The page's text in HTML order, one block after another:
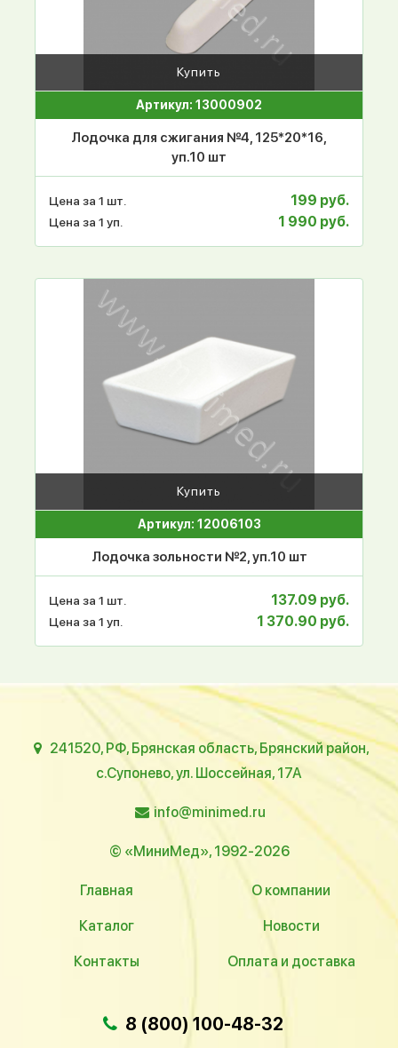
Купить
Артикул: 13000902
Лодочка для сжигания №4, 125*20*16,
уп.10 шт
Цена за 1 шт. 199 руб.
Цена за 1 уп. 1 990 руб.
Купить
Артикул: 12006103
Лодочка зольности №2, уп.10 шт
Цена за 1 шт. 137.09 руб.
Цена за 1 уп. 1 370.90 руб.
241520, РФ, Брянская область, Брянский район,
с.Супонево, ул. Шоссейная, 17А
info@minimed.ru
© «МиниМед», 1992-2026
Главная О компании
Каталог Новости
Контакты Оплата и доставка
8 (800) 100-48-32